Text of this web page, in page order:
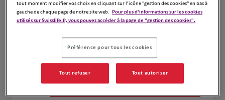
2 KETTENHOFEN ALEXANDRE
Ouvert 09:00 - 12:00 et 13:00 - 18:00
Numéro
Voir plus
tout moment modifier vos choix en cliquant sur l’icône "gestion des cookies" en bas à
gauche de chaque page de notre site web. Pour plus d'informations sur les cookies
utilisés sur Swisslife.fr, vous pouvez accéder à la page de "gestion des cookies".
Préférence pour tous les cookies
Tout refuser Tout autoriser